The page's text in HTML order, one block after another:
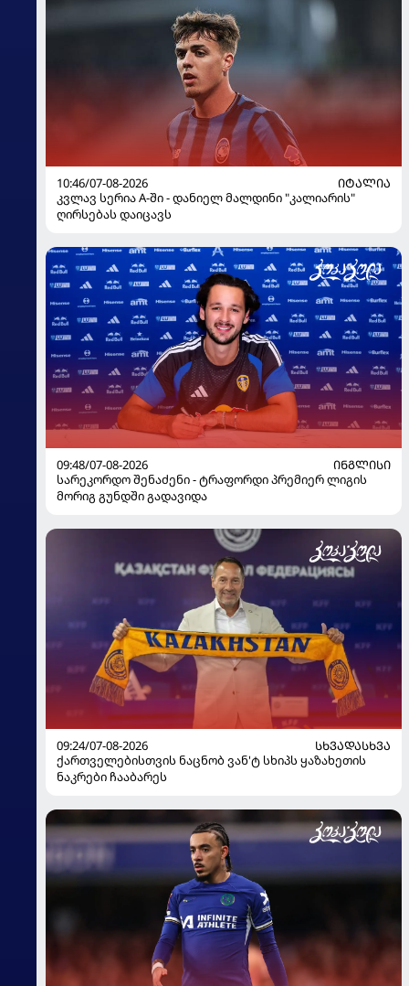
10:46/07-08-2026
ᲘᲢᲐᲚᲘᲐ
კვლავ სერია A-ში - დანიელ მალდინი "კალიარის"
ღირსებას დაიცავს
09:48/07-08-2026
ᲘᲜᲒᲚᲘᲡᲘ
სარეკორდო შენაძენი - ტრაფორდი პრემიერ ლიგის
მორიგ გუნდში გადავიდა
09:24/07-08-2026
ᲡᲮᲕᲐᲓᲐᲡᲮᲕᲐ
ქართველებისთვის ნაცნობ ვან'ტ სხიპს ყაზახეთის
ნაკრები ჩააბარეს